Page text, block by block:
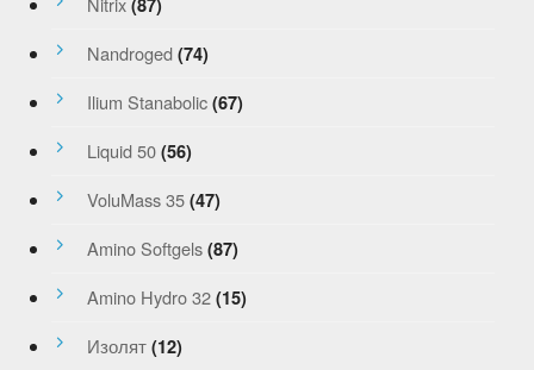
(87)
Nandroged (74)
Ilium Stanabolic (67)
Liquid 50 (56)
VoluMass 35 (47)
Amino Softgels (87)
Amino Hydro 32 (15)
Изолят (12)